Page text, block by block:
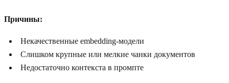
Причины:
Некачественные embedding-модели
Слишком крупные или мелкие чанки документов
Недостаточно контекста в промпте